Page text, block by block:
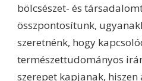
bölcsészet- és
összpontosítunk,
szeretnénk, hogy
természettudományos
szerepet kapjanak,